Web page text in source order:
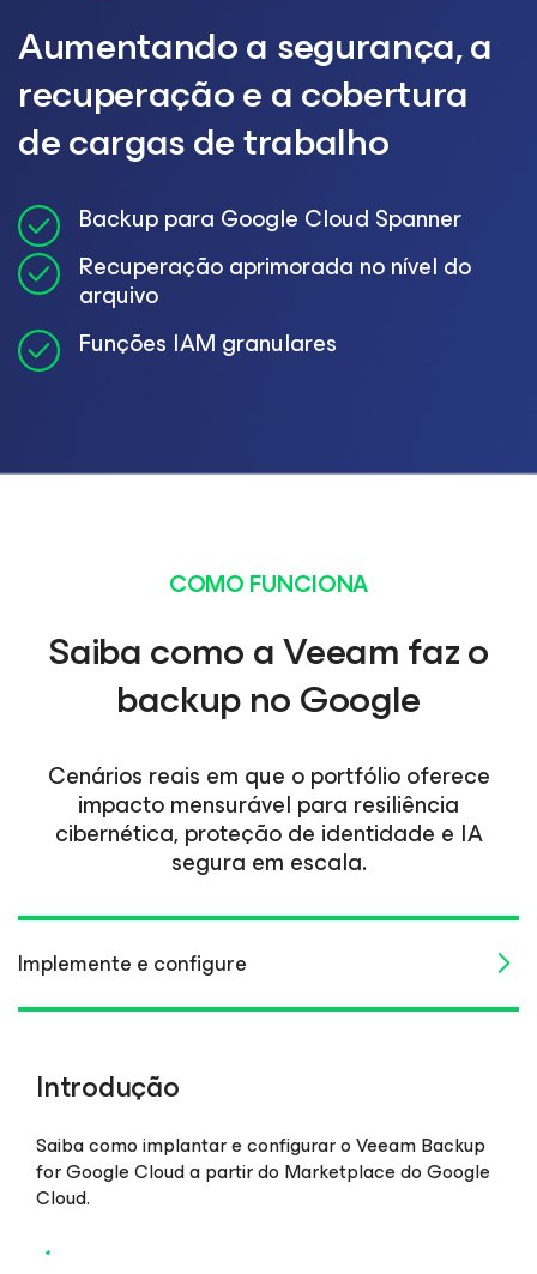
Aumentando a segurança, a
recuperação e a cobertura
de cargas de trabalho
Backup para Google Cloud Spanner
Recuperação aprimorada no nível do
arquivo
Funções IAM granulares
COMO FUNCIONA
Saiba como a Veeam faz o
backup no Google
Cenários reais em que o portfólio oferece
impacto mensurável para resiliência
cibernética, proteção de identidade e IA
segura em escala.
Implemente e configure
Introdução
Saiba como implantar e configurar o Veeam Backup
for Google Cloud a partir do Marketplace do Google
Cloud.